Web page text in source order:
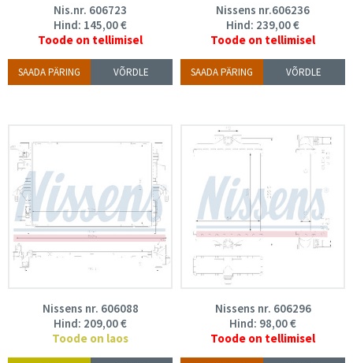
Nis.nr. 606723
Hind: 145,00€
Toode on tellimisel
SAADA PÄRING VÕRDLE
Nissens nr.606236
Hind: 239,00€
Toode on tellimisel
SAADA PÄRING VÕRDLE
Nissens nr. 606088
Hind: 209,00€
Toode on laos
Nissens nr. 606296
Hind: 98,00€
Toode on tellimisel